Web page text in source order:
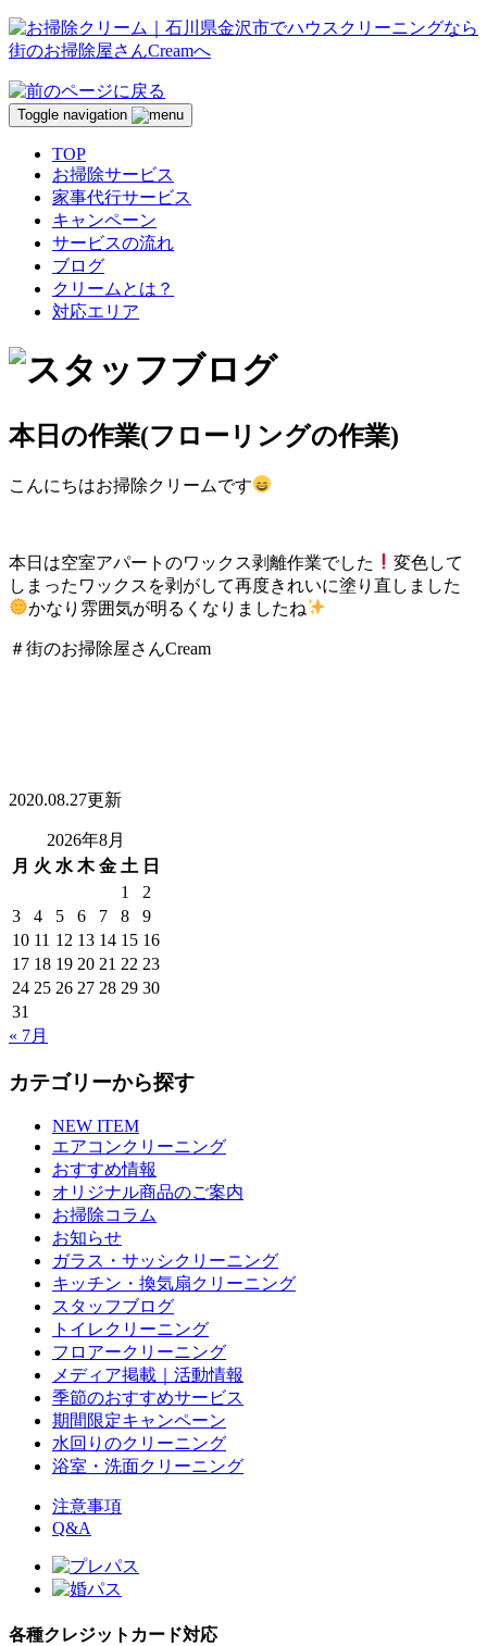
Toggle navigation
TOP
お掃除サービス
家事代行サービス
キャンペーン
サービスの流れ
ブログ
クリームとは？
対応エリア
本日の作業(フローリングの作業)
こんにちはお掃除クリームです
本日は空室アパートのワックス剥離作業でした
変色して
しまったワックスを剥がして再度きれいに塗り直しました
かなり雰囲気が明るくなりましたね
＃街のお掃除屋さんCream
2020.08.27更新
2026年8月
月 火 水 木 金 土 日
1
2
3
4 5 6 7 8
9
10 11 12 13 14 15 16
17 18 19 20 21 22 23
24 25 26 27 28 29 30
31
« 7月
カテゴリーから探す
NEW ITEM
エアコンクリーニング
おすすめ情報
オリジナル商品のご案内
お掃除コラム
お知らせ
ガラス・サッシクリーニング
キッチン・換気扇クリーニング
スタッフブログ
トイレクリーニング
フロアークリーニング
メディア掲載｜活動情報
季節のおすすめサービス
期間限定キャンペーン
水回りのクリーニング
浴室・洗面クリーニング
注意事項
Q&A
各種クレジットカード対応